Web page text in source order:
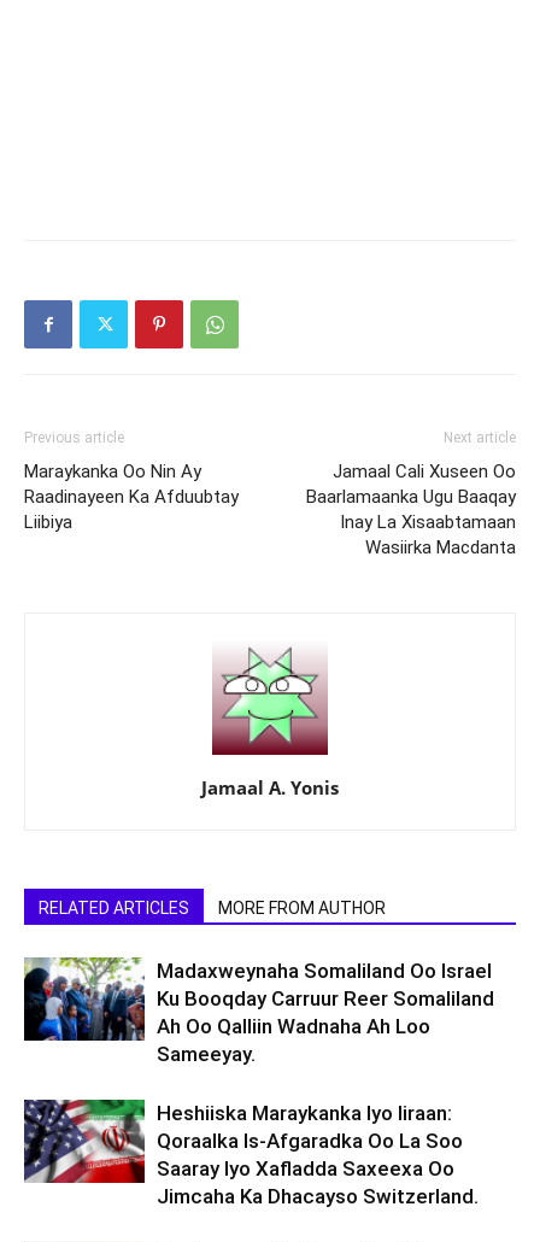
Previous article
Maraykanka Oo Nin Ay
Raadinayeen Ka Afduubtay
Liibiya
Next article
Jamaal Cali Xuseen Oo
Baarlamaanka Ugu Baaqay
Inay La Xisaabtamaan
Wasiirka Macdanta
Jamaal A. Yonis
RELATED ARTICLES MORE FROM AUTHOR
Madaxweynaha Somaliland Oo Israel
Ku Booqday Carruur Reer Somaliland
Ah Oo Qalliin Wadnaha Ah Loo
Sameeyay.
Heshiiska Maraykanka Iyo Iiraan:
Qoraalka Is-Afgaradka Oo La Soo
Saaray Iyo Xafladda Saxeexa Oo
Jimcaha Ka Dhacayso Switzerland.